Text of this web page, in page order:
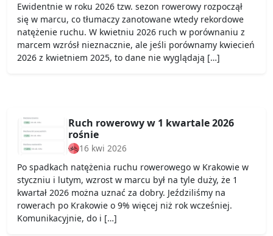
Ewidentnie w roku 2026 tzw. sezon rowerowy rozpoczął
się w marcu, co tłumaczy zanotowane wtedy rekordowe
natężenie ruchu. W kwietniu 2026 ruch w porównaniu z
marcem wzrósł nieznacznie, ale jeśli porównamy kwiecień
2026 z kwietniem 2025, to dane nie wyglądają […]
Ruch rowerowy w 1 kwartale 2026
rośnie
16 kwi 2026
Po spadkach natężenia ruchu rowerowego w Krakowie w
styczniu i lutym, wzrost w marcu był na tyle duży, że 1
kwartał 2026 można uznać za dobry. Jeździliśmy na
rowerach po Krakowie o 9% więcej niż rok wcześniej.
Komunikacyjnie, do i […]